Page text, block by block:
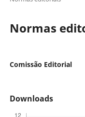
Normas
Comissão Editorial
Downloads